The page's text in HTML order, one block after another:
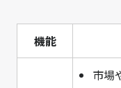
機能
市場